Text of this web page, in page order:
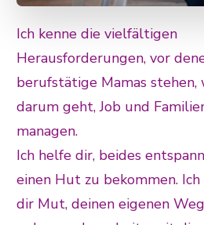
Ich kenne die vielfältigen
Herausforderungen, vor
berufstätige Mamas stehen,
darum geht, Job und
managen.
Ich helfe dir, beides
einen Hut zu bekommen. Ich
dir Mut, deinen eigenen